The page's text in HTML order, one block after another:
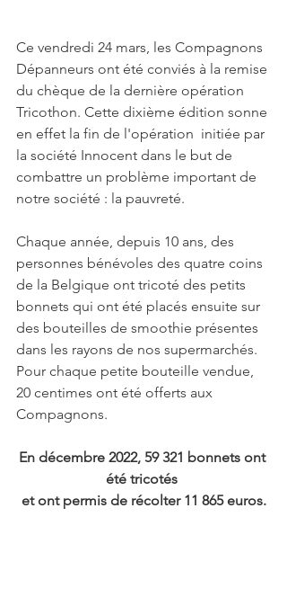
Ce vendredi 24 mars, les Compagnons
Dépanneurs ont été conviés à la remise
du chèque de la dernière opération
Tricothon. Cette dixième édition sonne
en effet la fin de l'opération  initiée par
la société Innocent dans le but de
combattre un problème important de
notre société : la pauvreté.
Chaque année, depuis 10 ans, des
personnes bénévoles des quatre coins
de la Belgique ont tricoté des petits
bonnets qui ont été placés ensuite sur
des bouteilles de smoothie présentes
dans les rayons de nos supermarchés.
Pour chaque petite bouteille vendue,
20 centimes ont été offerts aux
Compagnons.
En décembre 2022, 59 321 bonnets ont
été tricotés
et ont permis de récolter 11 865 euros.